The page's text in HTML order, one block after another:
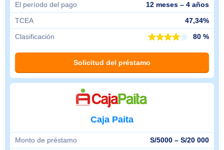
El período del pago
12 meses – 4 años
TCEA
47,34%
Clasificación
80 %
Solicitud del préstamo
Caja Paita
Monto de préstamo
S/5000 – S/20 000